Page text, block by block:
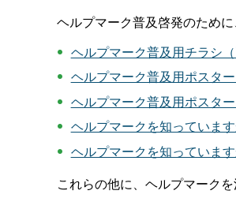
ヘルプマーク普及啓発のため
ヘルプマーク普及用チラシ
ヘルプマーク普及用ポスタ
ヘルプマーク普及用ポスタ
ヘルプマークを知っていま
ヘルプマークを知っていま
これらの他に、ヘルプマーク